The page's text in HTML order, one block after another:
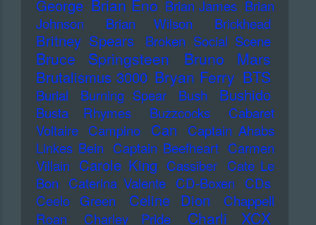
George Brian Eno Brian James Brian
Johnson
Brian Wilson Brickhead
Britney Spears Broken Social Scene
Bruce Springsteen Bruno Mars
Brutalismus 3000 Bryan Ferry BTS
Burial Burning Spear Bush Bushido
Busta Rhymes Buzzcocks
Cabaret
Voltaire Campino Can
Captain Ahabs
Linkes Bein Captain Beefheart Carmen
Villain Carole King Cassiber Cate Le
Bon
Caterina Valente CD-Boxen
CDs
Ceelo Green
Celine Dion
Chappell
Roan
Charley Pride Charli XCX